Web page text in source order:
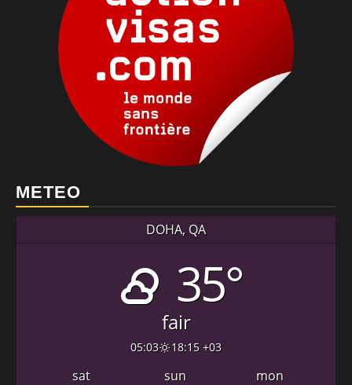
METEO
DOHA, QA
35°
fair
05:03 18:15 +03
sat sun mon